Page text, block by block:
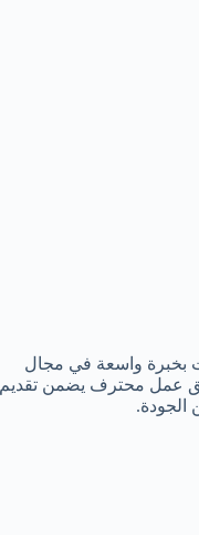
بخبرة واسعة في مجال
عمل محترف يضمن تقديم
الجودة.